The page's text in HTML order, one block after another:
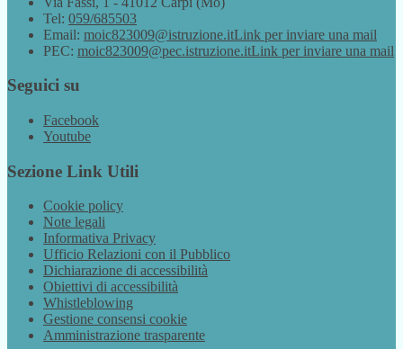
Tel: 059/685503
Email: moic823009@istruzione.itLink per inviare una mail
PEC: moic823009@pec.istruzione.itLink per inviare una mail
Seguici su
Facebook
Youtube
Sezione Link Utili
Cookie policy
Note legali
Informativa Privacy
Ufficio Relazioni con il Pubblico
Dichiarazione di accessibilità
Obiettivi di accessibilità
Whistleblowing
Gestione consensi cookie
Amministrazione trasparente